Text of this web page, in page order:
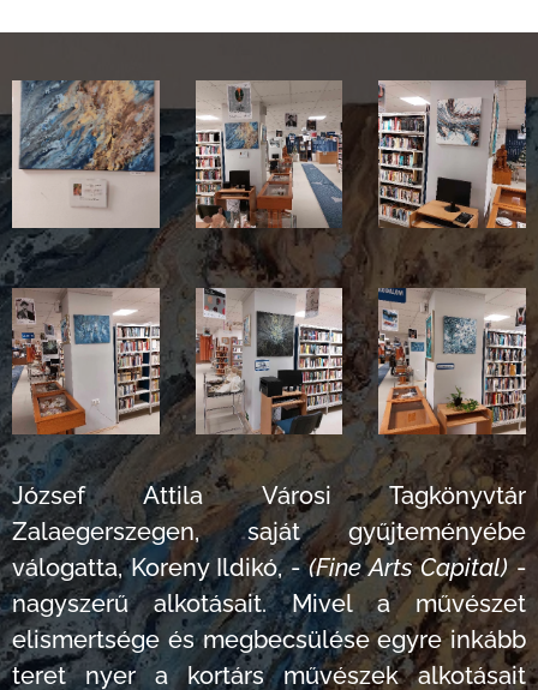
József Attila Városi Tagkönyvtár
Zalaegerszegen, saját gyűjteményébe
válogatta, Koreny Ildikó, -(Fine Arts Capital)-
nagyszerű alkotásait. Mivel a művészet
elismertsége és megbecsülése egyre inkább
teret nyer a kortárs művészek alkotásait